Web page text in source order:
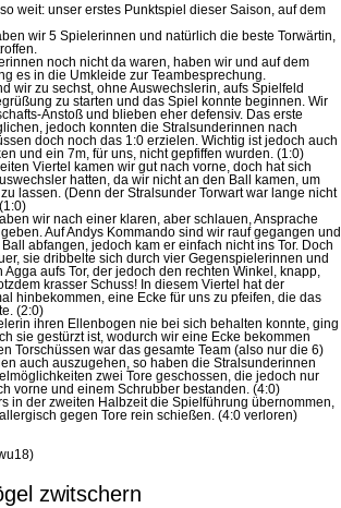
weit: unser erstes Punktspiel dieser Saison, auf dem
wir 5 Spielerinnen und natürlich die beste Torwärtin,
noch nicht da waren, haben wir und auf dem
es in die Umkleide zur Teambesprechung.
wir zu sechst, ohne Auswechslerin, aufs Spielfeld
zu starten und das Spiel konnte beginnen. Wir
Anstoß und blieben eher defensiv. Das erste
jedoch konnten die Stralsunderinnen nach
doch noch das 1:0 erzielen. Wichtig ist jedoch auch
und ein 7m, für uns, nicht gepfiffen wurden. (1:0)
Viertel kamen wir gut nach vorne, doch hat sich
hatten, da wir nicht an den Ball kamen, um
lassen. (Denn der Stralsunder Torwart war lange nicht
wir nach einer klaren, aber schlauen, Ansprache
Auf Andys Kommando sind wir rauf gegangen und
abfangen, jedoch kam er einfach nicht ins Tor. Doch
sie dribbelte sich durch vier Gegenspielerinnen und
aufs Tor, der jedoch den rechten Winkel, knapp,
krasser Schuss! In diesem Viertel hat der
hinbekommen, eine Ecke für uns zu pfeifen, die das
(2:0)
ihren Ellenbogen nie bei sich behalten konnte, ging
sie gestürzt ist, wodurch wir eine Ecke bekommen
Torschüssen war das gesamte Team (also nur die 6)
auch auszugehen, so haben die Stralsunderinnen
zwei Tore geschossen, die jedoch nur
vorne und einem Schrubber bestanden. (4:0)
in der zweiten Halbzeit die Spielführung übernommen,
gegen Tore rein schießen. (4:0 verloren)
zwitschern